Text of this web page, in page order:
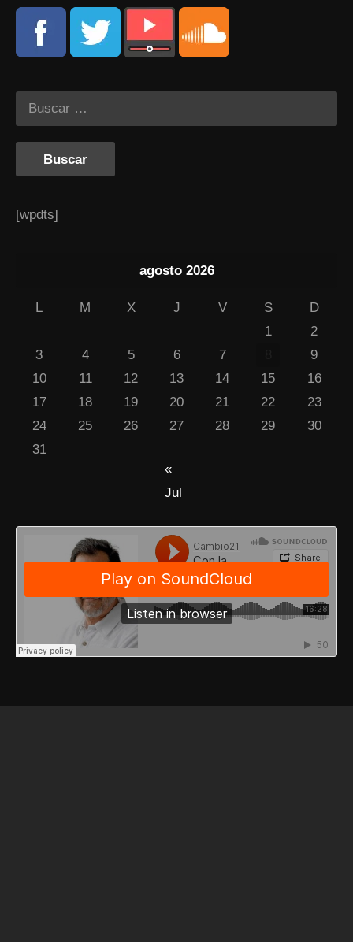
[wpdts]
agosto 2026
L M X J V S
D
1
2
3
4 5 6 7
9
10
11 12 13 14 15
16
17
18 19 20 21 22
23
24
25 26 27 28 29
30
31
«
Jul